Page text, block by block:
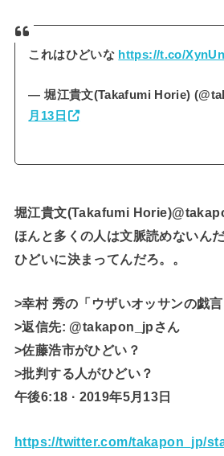
これはひどいな https://t.co/
— 堀江貴文(Takafumi Horie)
月13日
堀江貴文(Takafumi
ほんと多くの人は文脈読めないん
ひどいに決まってんだろ。。
>幸村 秀の「ウザいオッサンの戯
>返信先: @takapon_jpさん
>佐藤浩市がひどい？
>批判する人がひどい？
午後6:18 · 2019年5月13日
https://twitter.com/takapon_jp/